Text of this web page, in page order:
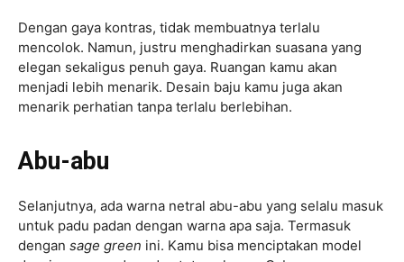
Dengan gaya kontras, tidak membuatnya terlalu
mencolok. Namun, justru menghadirkan suasana yang
elegan sekaligus penuh gaya. Ruangan kamu akan
menjadi lebih menarik. Desain baju kamu juga akan
menarik perhatian tanpa terlalu berlebihan.
Abu-abu
Selanjutnya, ada warna netral abu-abu yang selalu masuk
untuk padu padan dengan warna apa saja. Termasuk
dengan sage green ini. Kamu bisa menciptakan model